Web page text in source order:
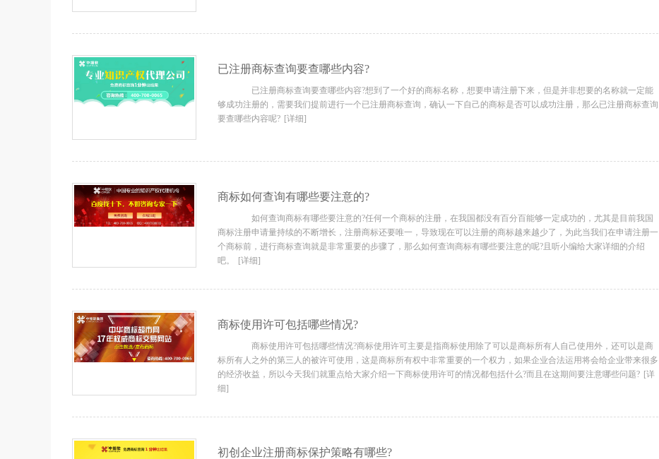
已注册商标查询要查哪些内容?
已注册商标查询要查哪些内容?想到了一个好的商标名称，想要申请注册下来，但是并非想要的名称就一定能
够成功注册的，需要我们提前进行一个已注册商标查询，确认一下自己的商标是否可以成功注册，那么已注册商标查询
要查哪些内容呢? [详细]
商标如何查询有哪些要注意的?
如何查询商标有哪些要注意的?任何一个商标的注册，在我国都没有百分百能够一定成功的，尤其是目前我国
商标注册申请量持续的不断增长，注册商标还要唯一，导致现在可以注册的商标越来越少了，为此当我们在申请注册一
个商标前，进行商标查询就是非常重要的步骤了，那么如何查询商标有哪些要注意的呢?且听小编给大家详细的介绍
吧。
[详细]
商标使用许可包括哪些情况?
商标使用许可包括哪些情况?商标使用许可主要是指商标使用除了可以是商标所有人自己使用外，还可以是商
标所有人之外的第三人的被许可使用，这是商标所有权中非常重要的一个权力，如果企业合法运用将会给企业带来很多
的经济收益，所以今天我们就重点给大家介绍一下商标使用许可的情况都包括什么?而且在这期间要注意哪些问题? [详
细]
初创企业注册商标保护策略有哪些?